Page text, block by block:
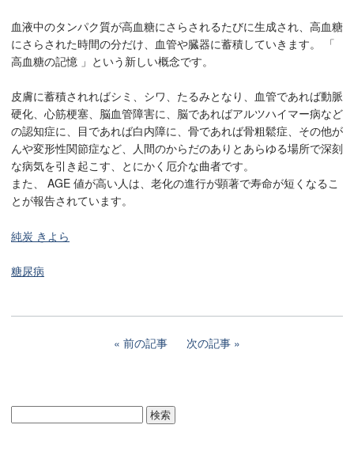
血液中のタンパク質が高血糖にさらされるたびに生成され、高血糖
にさらされた時間の分だけ、血管や臓器に蓄積していきます。 「
高血糖の記憶 」という新しい概念です。
皮膚に蓄積されればシミ、シワ、たるみとなり、血管であれば動脈
硬化、心筋梗塞、脳血管障害に、脳であればアルツハイマー病など
の認知症に、目であれば白内障に、骨であれば骨粗鬆症、その他が
んや変形性関節症など、人間のからだのありとあらゆる場所で深刻
な病気を引き起こす、とにかく厄介な曲者です。
また、 AGE 値が高い人は、老化の進行が顕著で寿命が短くなるこ
とが報告されています。
純炭 きよら
糖尿病
前の記事 次の記事